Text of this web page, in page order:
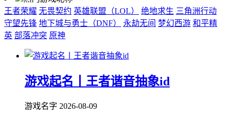
王者荣耀 无畏契约 英雄联盟（LOL） 绝地求生 三角洲行动
守望先锋 地下城与勇士（DNF） 永劫无间 梦幻西游 和平精
英 部落冲突 原神
游戏起名丨王者谐音抽象id
游戏名字 2026-08-09